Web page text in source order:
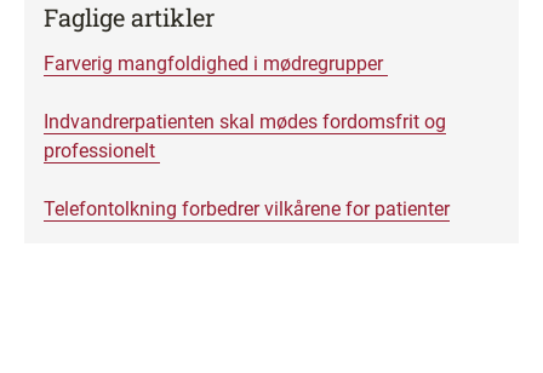
Faglige artikler
Farverig mangfoldighed i mødregrupper
Indvandrerpatienten skal mødes fordomsfrit og
professionelt
Telefontolkning forbedrer vilkårene for patienter